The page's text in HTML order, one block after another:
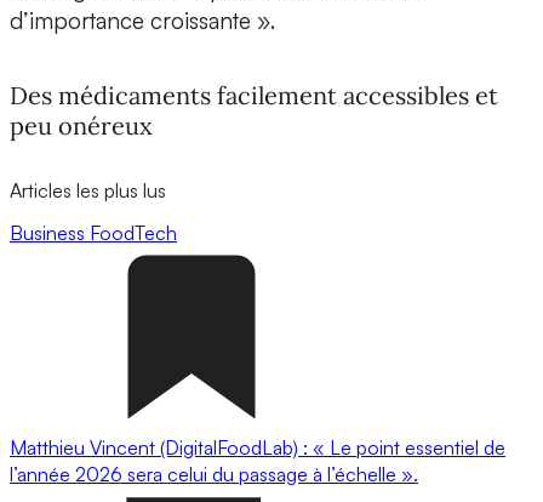
d’importance croissante ».
Des médicaments facilement accessibles et
peu onéreux
Articles les plus lus
Business FoodTech
Matthieu Vincent (DigitalFoodLab) : « Le point essentiel de
l’année 2026 sera celui du passage à l’échelle ».